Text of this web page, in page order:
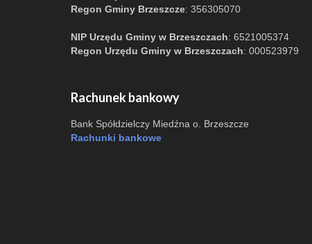
Regon Gminy Brzeszcze: 356305070
NIP Urzędu Gminy w Brzeszczach: 6521005374
Regon Urzędu Gminy w Brzeszczach: 000523979
Rachunek bankowy
Bank Spółdzielczy Miedźna o. Brzeszcze
Rachunki bankowe